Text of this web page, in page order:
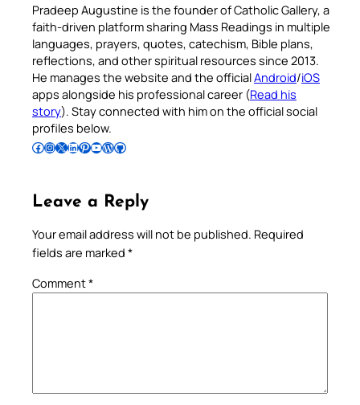
Pradeep Augustine is the founder of Catholic Gallery, a
faith-driven platform sharing Mass Readings in multiple
languages, prayers, quotes, catechism, Bible plans,
reflections, and other spiritual resources since 2013.
He manages the website and the officialAndroid/iOS
apps alongside his professional career (Read his
story). Stay connected with him on the official social
profiles below.
Follow Pradeep on Facebook Follow Pradeep on InstagramFollow Pradeep on X Follow Pradeep on LinkedIn Follow Pradeep on Pinterest Subscribe to Pradeep’s Youtube Channel Follow Pradeep on WordPress Follow Pradeep on GitHub
Leave a Reply
Your email address will not be published. Required
fields are marked *
Comment*